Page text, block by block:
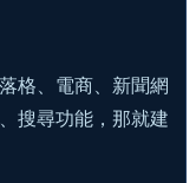
落格、電商、新聞網
搜尋功能，那就建